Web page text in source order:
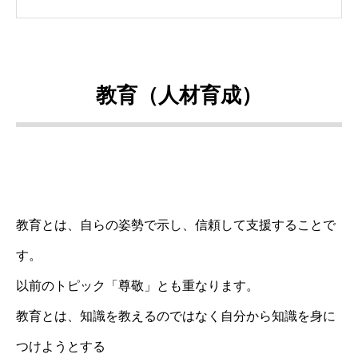
教育（人材育成）
教育とは、自らの姿勢で示し、信頼して支援することで
す。
以前のトピック「尊敬」とも重なります。
教育とは、知識を教えるのではなく自分から知識を身に
つけようとする